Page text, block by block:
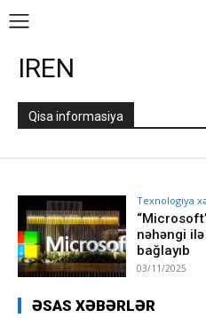
IREN
Qisa informasiya
Texnologiya
nəhəngi
bağlayıb
03/11/2025
ƏSAS XƏBƏRLƏR